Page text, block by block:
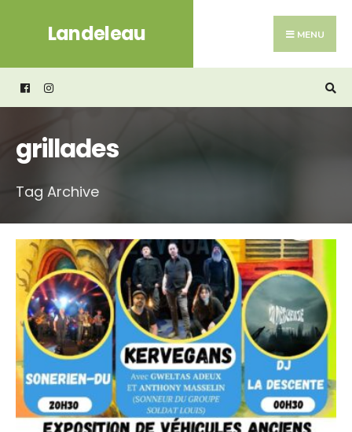
Landeleau MENU
grillades
Tag Archive
for: